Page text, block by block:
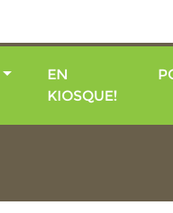
EN
KIOSQUE!